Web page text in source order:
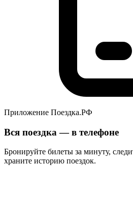
Приложение Поездка.РФ
Вся поездка — в телефоне
Бронируйте билеты за минуту,
храните историю поездок.